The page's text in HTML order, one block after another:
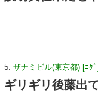
5: ザナミビル(東京都) [ﾆﾀ
ギリギリ後藤出